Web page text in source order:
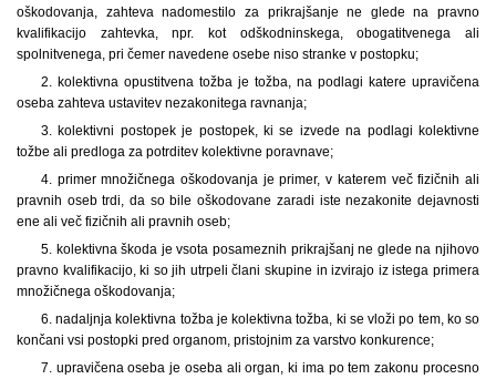
oškodovanja, zahteva nadomestilo za prikrajšanje ne glede na pravno
kvalifikacijo zahtevka, npr. kot odškodninskega, obogatitvenega ali
spolnitvenega, pri čemer navedene osebe niso stranke v postopku;
2. kolektivna opustitvena tožba je tožba, na podlagi katere upravičena
oseba zahteva ustavitev nezakonitega ravnanja;
3. kolektivni postopek je postopek, ki se izvede na podlagi kolektivne
tožbe ali predloga za potrditev kolektivne poravnave;
4. primer množičnega oškodovanja je primer, v katerem več fizičnih ali
pravnih oseb trdi, da so bile oškodovane zaradi iste nezakonite dejavnosti
ene ali več fizičnih ali pravnih oseb;
5. kolektivna škoda je vsota posameznih prikrajšanj ne glede na njihovo
pravno kvalifikacijo, ki so jih utrpeli člani skupine in izvirajo iz istega primera
množičnega oškodovanja;
6. nadaljnja kolektivna tožba je kolektivna tožba, ki se vloži po tem, ko so
končani vsi postopki pred organom, pristojnim za varstvo konkurence;
7. upravičena oseba je oseba ali organ, ki ima po tem zakonu procesno